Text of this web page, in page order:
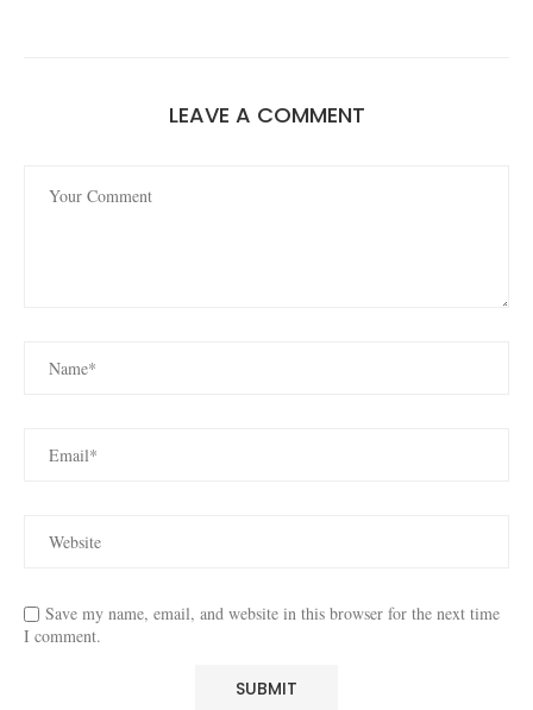
LEAVE A COMMENT
Save my name, email, and website in this browser for the next time
I comment.